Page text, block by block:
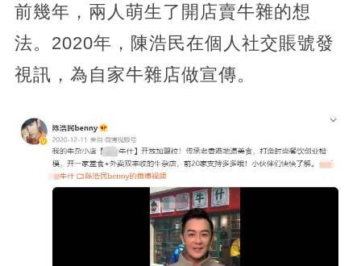
前幾年，兩人萌生了開店賣牛雜的想
法。2020年，陳浩民在個人社交賬號發
視訊，為自家牛雜店做宣傳。